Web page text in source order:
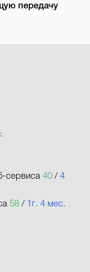
передачу
сервиса 40 /4
58 / 1г. 4 мес.